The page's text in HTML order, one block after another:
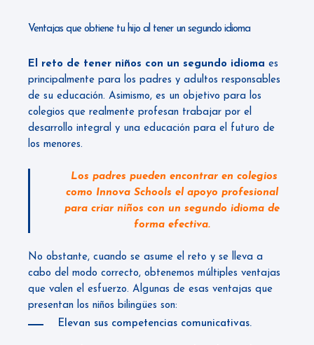
Ventajas que obtiene tu hijo al tener un segundo idioma
El reto de tener niños con un segundo idioma es
principalmente para los padres y adultos responsables
de su educación. Asimismo, es un objetivo para los
colegios que realmente profesan trabajar por el
desarrollo integral y una educación para el futuro de
los menores.
Los padres pueden encontrar en colegios
como Innova Schools el apoyo profesional
para criar niños con un segundo idioma de
forma efectiva.
No obstante, cuando se asume el reto y se lleva a
cabo del modo correcto, obtenemos múltiples ventajas
que valen el esfuerzo. Algunas de esas ventajas que
presentan los niños bilingües son:
Elevan sus competencias comunicativas.